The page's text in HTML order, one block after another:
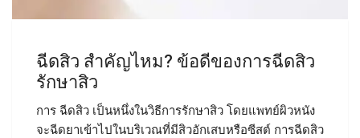
ฉีดสิว สำคัญไหม? ข้อดีของการฉีดสิว
รักษาสิว
การ ฉีดสิว เป็นหนึ่งในวิธีการรักษาสิว โดยแพทย์ผิวหนัง
จะฉีดยาเข้าไปในบริเวณที่มีสิวอักเสบหรือซีสต์ การฉีดสิว